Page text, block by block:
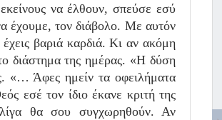
να έλθουν, σπεύσε εσύ
έχουμε, τον διάβολο. Με αυτόν
βαριά καρδιά. Κι αν ακόμη
διάστημα της ημέρας. «Η δύση
«… Άφες ημείν τα οφειλήματα
εσέ τον ίδιο έκανε κριτή της
θα σου συγχωρηθούν. Αν